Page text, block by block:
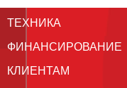
ТЕХНИКА
ФИНАНСИРОВАНИЕ
КЛИЕНТАМ